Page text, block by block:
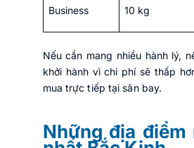
Business 10 kg
Nếu cần mang nhiều hành lý,
khởi hành vì chi phí sẽ thấp
mua trực tiếp tại sân bay.
Những địa điểm